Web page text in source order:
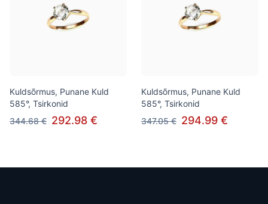
Kuldsõrmus, Punane Kuld
585°, Tsirkonid
344.68 € 292.98 €
Kuldsõrmus, Punane Kuld
585°, Tsirkonid
347.05 € 294.99 €